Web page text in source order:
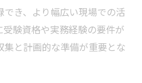
かせる水道工事資格の選
スクと法的制約
き、より幅広い現場での活
験資格や実務経験の要件が
と計画的な準備が重要とな